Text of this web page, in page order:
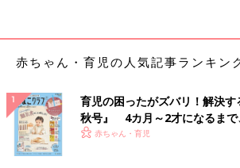
赤ちゃん・育児の人気記事ランキン
育児の困ったがズバリ！解決
秋号』 4カ月～2才になるまで
いっぱい！
赤ちゃん・育児